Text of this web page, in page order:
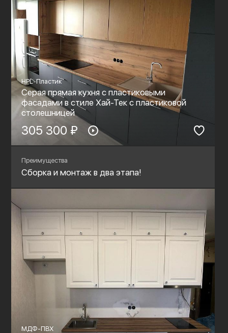
HPL-Пластик
Серая прямая кухня с пластиковыми
фасадами в стиле Хай-Тек с пластиковой
столешницей
305 300 ₽
Преимущества
Сборка и монтаж в два этапа!
МДФ-ПВХ